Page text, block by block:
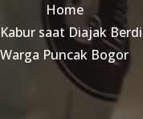
Home
saat Diajak
Warga Puncak Bogor